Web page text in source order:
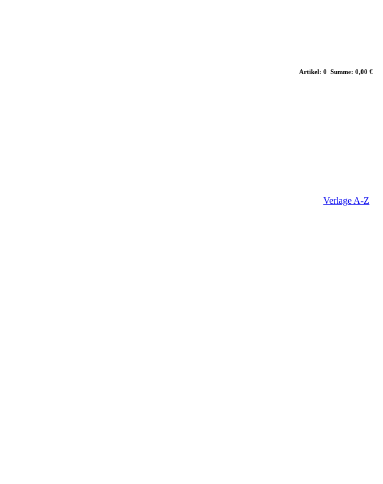
Artikel: 0 Summe: 0,00 €
Verlage A-Z